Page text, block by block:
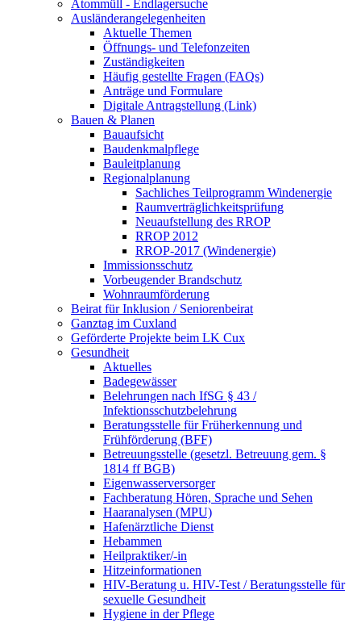
Atommüll - Endlagersuche
Ausländerangelegenheiten
Aktuelle Themen
Öffnungs- und Telefonzeiten
Zuständigkeiten
Häufig gestellte Fragen (FAQs)
Anträge und Formulare
Digitale Antragstellung (Link)
Bauen & Planen
Bauaufsicht
Baudenkmalpflege
Bauleitplanung
Regionalplanung
Sachliches Teilprogramm Windenergie
Raumverträglichkeitsprüfung
Neuaufstellung des RROP
RROP 2012
RROP-2017 (Windenergie)
Immissionsschutz
Vorbeugender Brandschutz
Wohnraumförderung
Beirat für Inklusion / Seniorenbeirat
Ganztag im Cuxland
Geförderte Projekte beim LK Cux
Gesundheit
Aktuelles
Badegewässer
Belehrungen nach IfSG § 43 /
Infektionsschutzbelehrung
Beratungsstelle für Früherkennung und
Frühförderung (BFF)
Betreuungsstelle (gesetzl. Betreuung gem. §
1814 ff BGB)
Eigenwasserversorger
Fachberatung Hören, Sprache und Sehen
Haaranalysen (MPU)
Hafenärztliche Dienst
Hebammen
Heilpraktiker/-in
Hitzeinformationen
HIV-Beratung u. HIV-Test / Beratungsstelle für
sexuelle Gesundheit
Hygiene in der Pflege